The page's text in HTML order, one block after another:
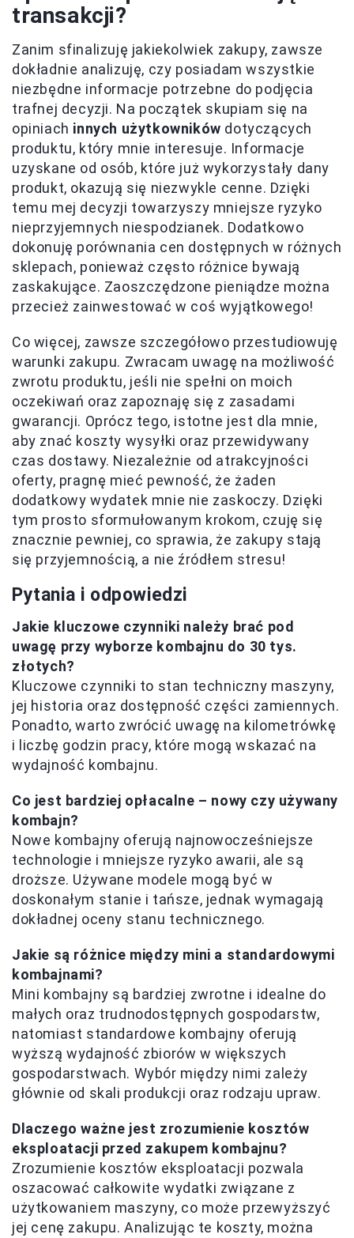
transakcji?
Zanim sfinalizuję jakiekolwiek zakupy, zawsze
dokładnie analizuję, czy posiadam wszystkie
niezbędne informacje potrzebne do podjęcia
trafnej decyzji. Na początek skupiam się na
opiniach innych użytkowników dotyczących
produktu, który mnie interesuje. Informacje
uzyskane od osób, które już wykorzystały dany
produkt, okazują się niezwykle cenne. Dzięki
temu mej decyzji towarzyszy mniejsze ryzyko
nieprzyjemnych niespodzianek. Dodatkowo
dokonuję porównania cen dostępnych w różnych
sklepach, ponieważ często różnice bywają
zaskakujące. Zaoszczędzone pieniądze można
przecież zainwestować w coś wyjątkowego!
Co więcej, zawsze szczegółowo przestudiowuję
warunki zakupu. Zwracam uwagę na możliwość
zwrotu produktu, jeśli nie spełni on moich
oczekiwań oraz zapoznaję się z zasadami
gwarancji. Oprócz tego, istotne jest dla mnie,
aby znać koszty wysyłki oraz przewidywany
czas dostawy. Niezależnie od atrakcyjności
oferty, pragnę mieć pewność, że żaden
dodatkowy wydatek mnie nie zaskoczy. Dzięki
tym prosto sformułowanym krokom, czuję się
znacznie pewniej, co sprawia, że zakupy stają
się przyjemnością, a nie źródłem stresu!
Pytania i odpowiedzi
Jakie kluczowe czynniki należy brać pod
uwagę przy wyborze kombajnu do 30 tys.
złotych?
Kluczowe czynniki to stan techniczny maszyny,
jej historia oraz dostępność części zamiennych.
Ponadto, warto zwrócić uwagę na kilometrówkę
i liczbę godzin pracy, które mogą wskazać na
wydajność kombajnu.
Co jest bardziej opłacalne – nowy czy używany
kombajn?
Nowe kombajny oferują najnowocześniejsze
technologie i mniejsze ryzyko awarii, ale są
droższe. Używane modele mogą być w
doskonałym stanie i tańsze, jednak wymagają
dokładnej oceny stanu technicznego.
Jakie są różnice między mini a standardowymi
kombajnami?
Mini kombajny są bardziej zwrotne i idealne do
małych oraz trudnodostępnych gospodarstw,
natomiast standardowe kombajny oferują
wyższą wydajność zbiorów w większych
gospodarstwach. Wybór między nimi zależy
głównie od skali produkcji oraz rodzaju upraw.
Dlaczego ważne jest zrozumienie kosztów
eksploatacji przed zakupem kombajnu?
Zrozumienie kosztów eksploatacji pozwala
oszacować całkowite wydatki związane z
użytkowaniem maszyny, co może przewyższyć
jej cenę zakupu. Analizując te koszty, można